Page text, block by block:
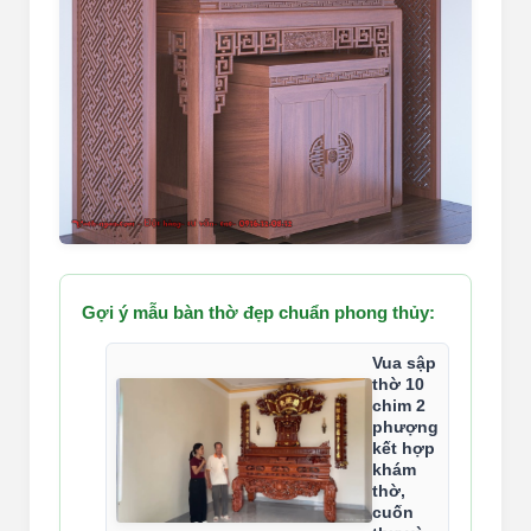
Gợi ý mẫu bàn thờ đẹp chuẩn phong thủy:
Vua sập
thờ 10
chim 2
phượng
kết hợp
khám
thờ,
cuốn